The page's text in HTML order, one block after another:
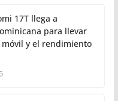
17T llega a
para llevar
y el rendimiento